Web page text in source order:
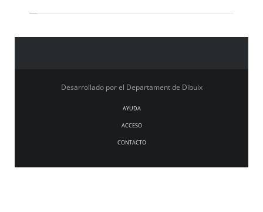
Desarrollado por el Departament de Dibuix
AYUDA
ACCESO
CONTACTO